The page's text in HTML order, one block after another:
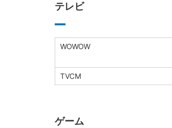
テレビ
WOWOW
TVCM
ゲーム